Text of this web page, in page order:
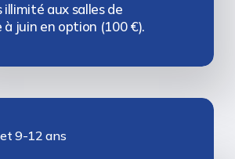
illimité aux salles de
juin en option (100 €).
9-12 ans